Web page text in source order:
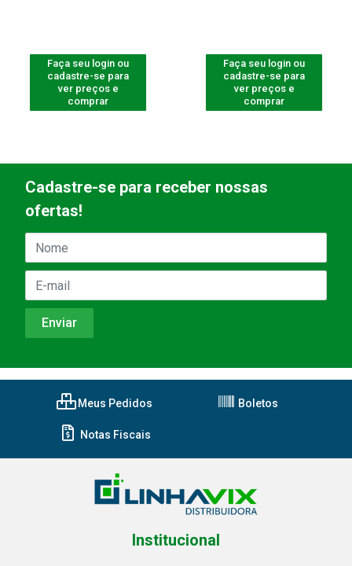
Faça seu login ou
cadastre-se para
ver preços e
comprar
Faça seu login ou
cadastre-se para
ver preços e
comprar
Cadastre-se para receber nossas
ofertas!
Meus Pedidos Boletos
Notas Fiscais
Institucional